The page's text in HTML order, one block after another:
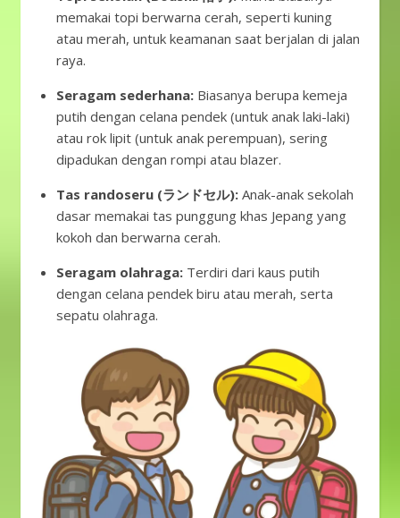
memakai topi berwarna cerah, seperti kuning
atau merah, untuk keamanan saat berjalan di jalan
raya.
Seragam sederhana: Biasanya berupa kemeja
putih dengan celana pendek (untuk anak laki-laki)
atau rok lipit (untuk anak perempuan), sering
dipadukan dengan rompi atau blazer.
Tas randoseru (ランドセル): Anak-anak sekolah
dasar memakai tas punggung khas Jepang yang
kokoh dan berwarna cerah.
Seragam olahraga: Terdiri dari kaus putih
dengan celana pendek biru atau merah, serta
sepatu olahraga.